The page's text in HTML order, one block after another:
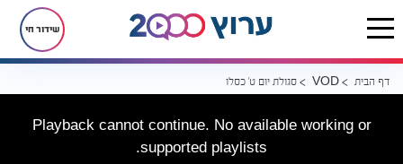
שידור חי
דף הבית VOD סגולת יום ט' כסלו
Playback cannot continue. No available working or
supported playlists.